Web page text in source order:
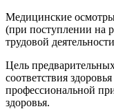
Медицинские
(при поступлении на
трудовой
Цель
соответствия
профессиональной
здоровья.